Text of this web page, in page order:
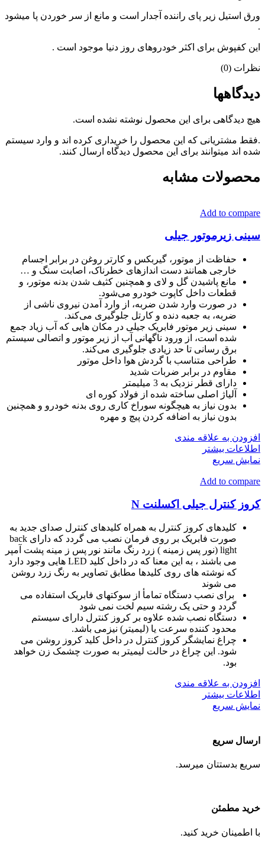
ورق استیل زیر پای راننده آجدار است و مانع از سر خوردن پا میشود
.
این کفپوش برای اکثر خودروهای روز دنیا موجود است .
نظرات (0)
دیدگاهها
هیچ دیدگاهی برای این محصول نوشته نشده است.
.فقط مشتریانی که این محصول را خریداری کرده اند و وارد سیستم
شده اند میتوانند برای این محصول دیدگاه ارسال کنند.
محصولات مشابه
Add to compare
سینی زیرموتور جیلی
حفاظت از موتور، گیربکس و کارتر روغن در برابر اجسام
خارجی همانند دست اندازهای خطرناک، اصابت سنگ و …
مانع پاشیدن گل و لای و همچنین کثیف شدن بدنه موتور، و
قطعات داخل کاپوت خودرو می‌شود.
در صورت وارد شدن ضربه، از وارد آمدن نیروی ناشی از
ضربه، به جعبه دنده و کارتل جلوگیری می‌کند.
سینی زیر موتور فابریک جیلی در مکان هایی که آب زیاد جمع
شده است، از ورود ناگهانی آب از زیر موتور و اتصالی سیستم
برق رسانی تا حد زیادی جلوگیری می‌کند.
طراحی متناسب با گردش هوا داخل موتور
مقاوم در برابر ضربات شدید
دارای قطر نزدیک به 3 میلیمتر
آلیاژ اصلی ساخته شده از فولاد کوره ای
بدون نیاز به هیچگونه سوراخ کاری روی بدنه خودرو و همچنین
بدون نیاز به اضافه کردن پیچ و مهره
افزودن به علاقه مندی
اطلاعات بیشتر
نمایش سریع
Add to compare
کروز کنترل جیلی اکسلنت N
کلیدهای کروز کنترل به همراه کلیدهای کنترل صدای جدید به
صورت فابریک بر روی فرمان نصب می گردد که دارای back
light (نور پس زمینه ) زرد رنگ مانند نور پس ز مینه پشت آمپر
می باشند ، به این معنا که در داخل کلید LED هایی وجود دارد
که نوشته های روی کلیدها مطابق تصاویر به رنگ زرد روشن
می شوند
برای نصب دستگاه تمامأ از سوکتهای فابریک استفاده می
گردد و حتی یک رشته سیم لخت نمی شود
دستگاه نصب شده علاوه بر کروز کنترل دارای سیستم
محدود کننده سرعت یا (لیمیتر) نیزمی باشد.
چراغ نمایشگر کروز کنترل در داخل کلید کروز روشن می
شود. این چراغ در حالت لیمیتر به صورت چشمک زن خواهد
بود.
افزودن به علاقه مندی
اطلاعات بیشتر
نمایش سریع
ارسال سریع
سریع بدستتان میرسد.
خرید مطمئن
با اطمینان خرید کنید.